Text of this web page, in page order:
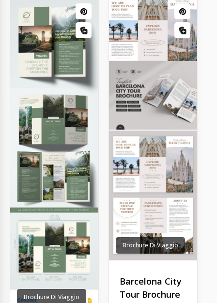
Brochure Di Viaggio
Brochure Di Viaggio
Barcelona City
Tour Brochure